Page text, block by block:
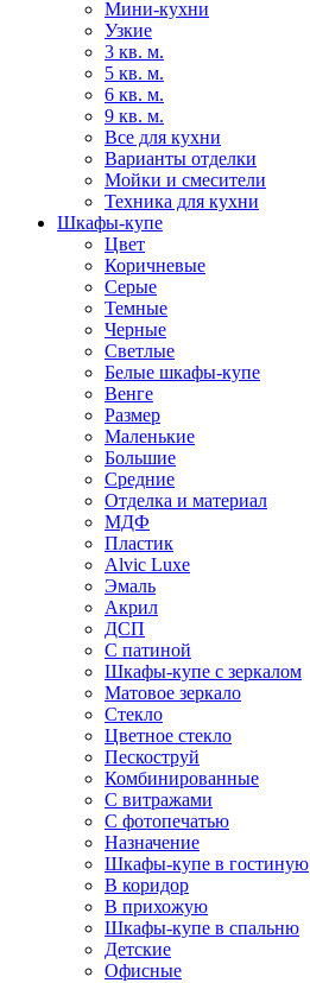
Мини-кухни
Узкие
3 кв. м.
5 кв. м.
6 кв. м.
9 кв. м.
Все для кухни
Варианты отделки
Мойки и смесители
Техника для кухни
Шкафы-купе
Цвет
Коричневые
Серые
Темные
Черные
Светлые
Белые шкафы-купе
Венге
Размер
Маленькие
Большие
Средние
Отделка и материал
МДФ
Пластик
Alvic Luxe
Эмаль
Акрил
ДСП
С патиной
Шкафы-купе с зеркалом
Матовое зеркало
Стекло
Цветное стекло
Пескоструй
Комбинированные
С витражами
С фотопечатью
Назначение
Шкафы-купе в гостиную
В коридор
В прихожую
Шкафы-купе в спальню
Детские
Офисные